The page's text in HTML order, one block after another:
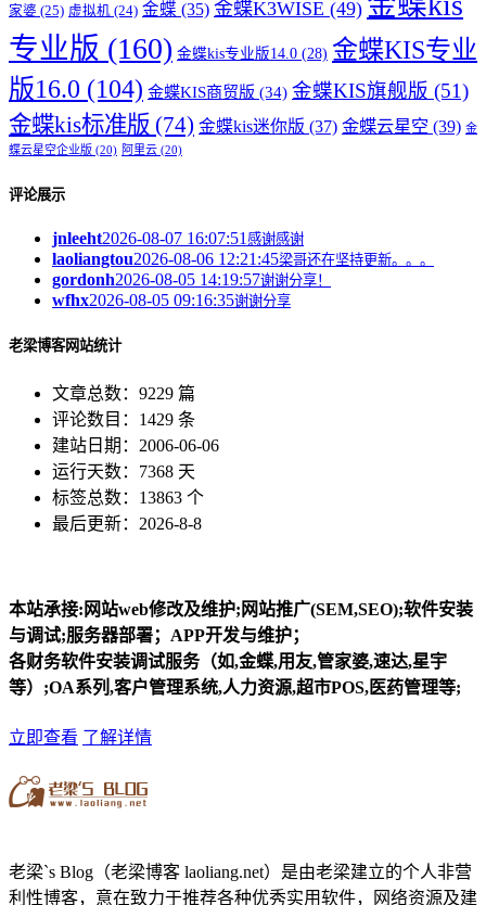
家婆 (25) 虚拟机 (24) 金蝶 (35) 金蝶K3WISE (49)
专业版 (160) 金蝶kis专业版14.0 (28) 金蝶KIS专业
版16.0 (104) 金蝶KIS商贸版 (34) 金蝶KIS旗舰版 (51)
金蝶kis标准版 (74) 金蝶kis迷你版 (37) 金蝶云星空 (39) 金
蝶云星空企业版 (20) 阿里云 (20)
评论展示
jnleeht2026-08-07 16:07:51 感谢感谢
laoliangtou2026-08-06 12:21:45梁哥还在坚持更新。。。
gordonh2026-08-05 14:19:57谢谢分享！
wfhx2026-08-05 09:16:35谢谢分享
老梁博客网站统计
文章总数：9229 篇
评论数目：1429 条
建站日期：2006-06-06
运行天数：7368 天
标签总数：13863 个
最后更新：2026-8-8
本站承接:网站web修改及维护;网站推广(SEM,SEO);软件安装
与调试;服务器部署；APP开发与维护；
各财务软件安装调试服务（如,金蝶,用友,管家婆,速达,星宇
等）;OA系列,客户管理系统,人力资源,超市POS,医药管理等;
立即查看 了解详情
老梁`s Blog（老梁博客 laoliang.net）是由老梁建立的个人非营
利性博客，意在致力于推荐各种优秀实用软件，网络资源及建